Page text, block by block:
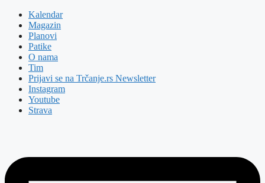
Kalendar
Magazin
Planovi
Patike
O nama
Tim
Prijavi se na Trčanje.rs Newsletter
Instagram
Youtube
Strava